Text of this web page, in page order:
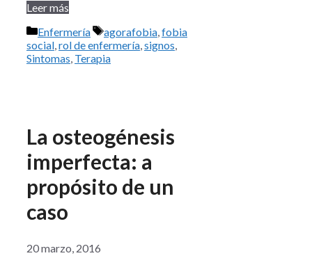
Leer más
Categorías
Enfermería Etiquetas
agorafobia,fobia
social,rol de enfermería,signos,
Sintomas, Terapia
La osteogénesis
imperfecta: a
propósito de un
caso
20 marzo, 2016